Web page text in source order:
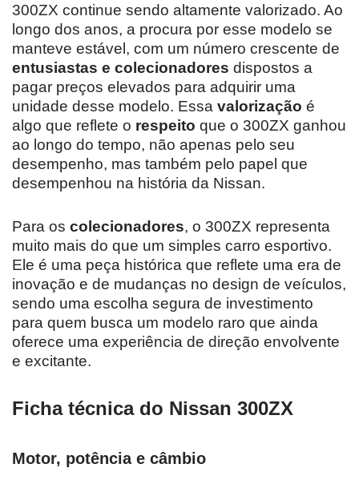
300ZX continue sendo altamente valorizado. Ao
longo dos anos, a procura por esse modelo se
manteve estável, com um número crescente de
entusiastas e colecionadores dispostos a
pagar preços elevados para adquirir uma
unidade desse modelo. Essa valorização é
algo que reflete o respeito que o 300ZX ganhou
ao longo do tempo, não apenas pelo seu
desempenho, mas também pelo papel que
desempenhou na história da Nissan.
Para os colecionadores, o 300ZX representa
muito mais do que um simples carro esportivo.
Ele é uma peça histórica que reflete uma era de
inovação e de mudanças no design de veículos,
sendo uma escolha segura de investimento
para quem busca um modelo raro que ainda
oferece uma experiência de direção envolvente
e excitante.
Ficha técnica do Nissan 300ZX
Motor, potência e câmbio